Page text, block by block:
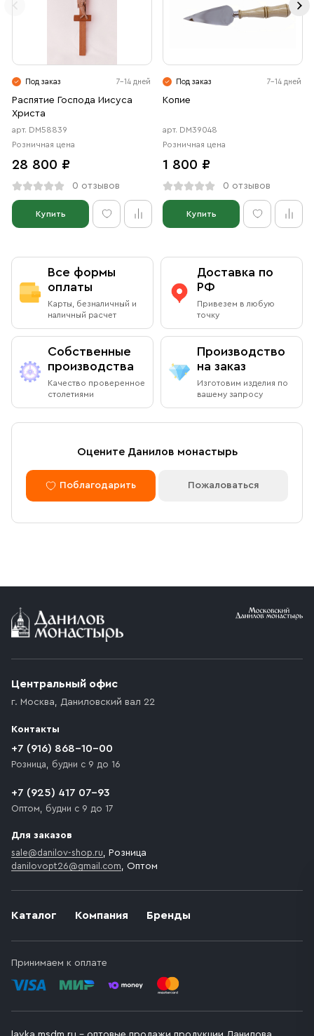
Под заказ 7-14 дней
Распятие Господа Иисуса
Христа
арт. DM58839
Розничная цена
28 800 ₽
0 отзывов
Купить
Под заказ 7-14 дней
Копие
арт. DM39048
Розничная цена
1 800 ₽
0 отзывов
Купить
Все формы
оплаты
Карты, безналичный и
наличный расчет
Доставка по
РФ
Привезем в любую
точку
Собственные
производства
Качество проверенное
столетиями
Производство
на заказ
Изготовим изделия по
вашему запросу
Оцените Данилов монастырь
Поблагодарить Пожаловаться
Каталог Компания Бренды
Принимаем к оплате
Центральный офис
г. Москва, Даниловский вал 22
Контакты
+7 (916) 868-10-00
Розница, будни с 9 до 16
+7 (925) 417 07-93
Оптом, будни с 9 до 17
Для заказов
sale@danilov-shop.ru, Розница
danilovopt26@gmail.com, Оптом